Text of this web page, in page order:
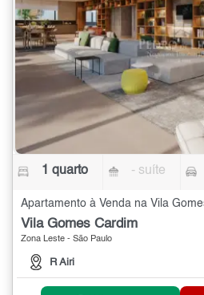
1 quarto - suíte
Vila Gomes Cardim
Zona Leste - São Paulo
R Airi